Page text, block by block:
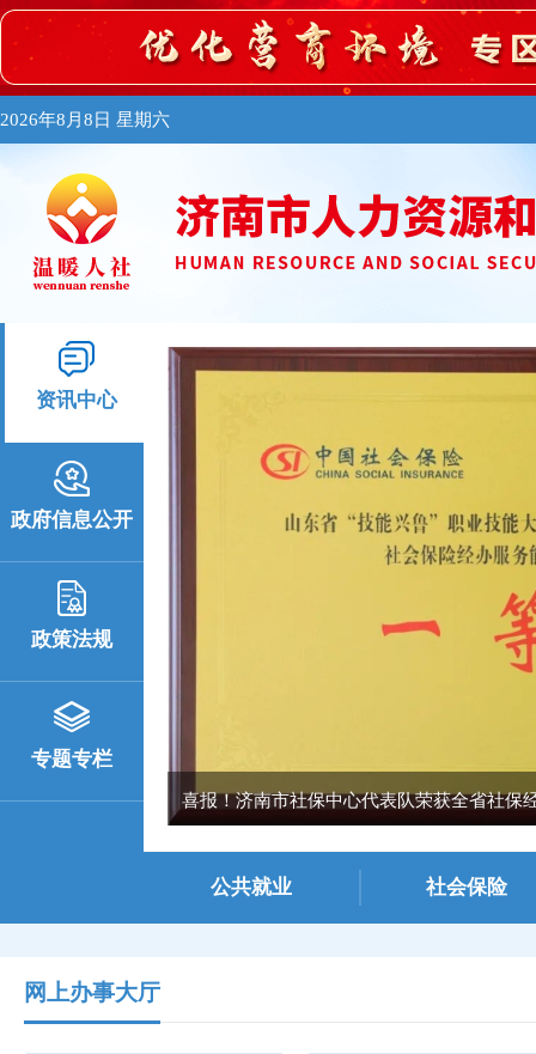
2026年8月8日 星期六
资讯中心
政府信息公开
政策法规
专题专栏
喜报！济南市社保中心代表队荣获全省社保
公共就业 社会保险
网上办事大厅